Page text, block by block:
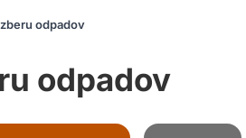
odpadov
odpadov